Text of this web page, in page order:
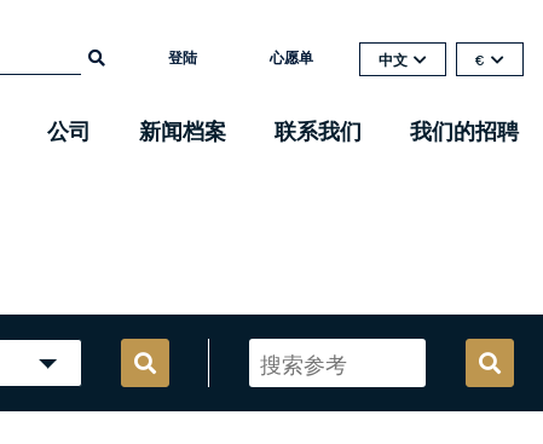
登陆 心愿单 中文 €
公司 新闻档案 联系我们 我们的招聘